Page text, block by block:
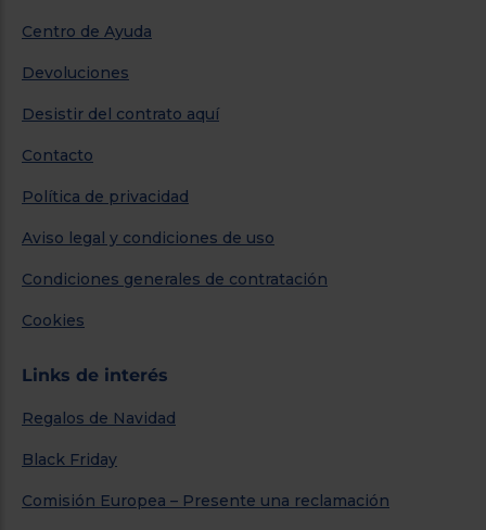
Centro de Ayuda
Devoluciones
Desistir del contrato aquí
Contacto
Política de privacidad
Aviso legal y condiciones de uso
Condiciones generales de contratación
Cookies
Links de interés
Regalos de Navidad
Black Friday
Comisión Europea – Presente una reclamación